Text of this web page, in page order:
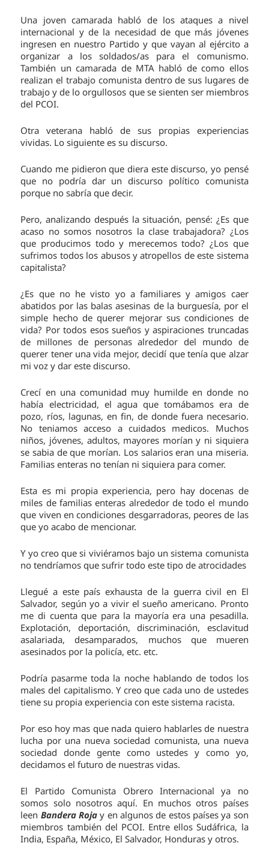
Una joven camarada habló de los ataques a nivel
internacional y de la necesidad de que más jóvenes
ingresen en nuestro Partido y que vayan al ejército a
organizar a los soldados/as para el comunismo.
También un camarada de MTA habló de como ellos
realizan el trabajo comunista dentro de sus lugares de
trabajo y de lo orgullosos que se sienten ser miembros
del PCOI.
Otra veterana habló de sus propias experiencias
vividas. Lo siguiente es su discurso.
Cuando me pidieron que diera este discurso, yo pensé
que no podría dar un discurso político comunista
porque no sabría que decir.
Pero, analizando después la situación, pensé: ¿Es que
acaso no somos nosotros la clase trabajadora? ¿Los
que producimos todo y merecemos todo? ¿Los que
sufrimos todos los abusos y atropellos de este sistema
capitalista?
¿Es que no he visto yo a familiares y amigos caer
abatidos por las balas asesinas de la burguesía, por el
simple hecho de querer mejorar sus condiciones de
vida? Por todos esos sueños y aspiraciones truncadas
de millones de personas alrededor del mundo de
querer tener una vida mejor, decidí que tenía que alzar
mi voz y dar este discurso.
Crecí en una comunidad muy humilde en donde no
había electricidad, el agua que tomábamos era de
pozo, ríos, lagunas, en fin, de donde fuera necesario.
No teniamos acceso a cuidados medicos. Muchos
niños, jóvenes, adultos, mayores morían y ni siquiera
se sabia de que morían. Los salarios eran una miseria.
Familias enteras no tenían ni siquiera para comer.
Esta es mi propia experiencia, pero hay docenas de
miles de familias enteras alrededor de todo el mundo
que viven en condiciones desgarradoras, peores de las
que yo acabo de mencionar.
Y yo creo que si viviéramos bajo un sistema comunista
no tendríamos que sufrir todo este tipo de atrocidades
Llegué a este país exhausta de la guerra civil en El
Salvador, según yo a vivir el sueño americano. Pronto
me di cuenta que para la mayoría era una pesadilla.
Explotación, deportación, discriminación, esclavitud
asalariada, desamparados, muchos que mueren
asesinados por la policía, etc. etc.
Podría pasarme toda la noche hablando de todos los
males del capitalismo. Y creo que cada uno de ustedes
tiene su propia experiencia con este sistema racista.
Por eso hoy mas que nada quiero hablarles de nuestra
lucha por una nueva sociedad comunista, una nueva
sociedad donde gente como ustedes y como yo,
decidamos el futuro de nuestras vidas.
El Partido Comunista Obrero Internacional ya no
somos solo nosotros aquí. En muchos otros países
leen Bandera Roja y en algunos de estos países ya son
miembros también del PCOI. Entre ellos Sudáfrica, la
India, España, México, El Salvador, Honduras y otros.